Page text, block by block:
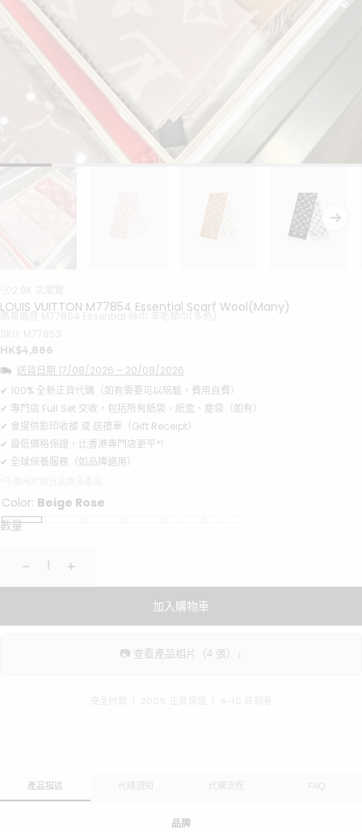
LOUIS VUITTON M77854 Essential Scarf Wool(Many)
正
價
HK$4,886
送貨日期 17/08/2026 – 20/08/2026
✔ 100% 全新正貨代購（如有需要可以陪驗，費用自費）
✔ 專門店 Full Set 交收，包括所有紙袋、紙盒、塵袋（如有）
✔ 會提供影印收據 或 送禮單（Gift Receipt）
✔ 最低價格保證，比香港專門店更平*!
✔ 全球保養服務（如品牌適用）
Color: Beige Rose
數量
少
增
加
加入購物車
📷 查看產品相片（4 張）↓
產品描述 代購須知 代購流程 FAQ
品牌